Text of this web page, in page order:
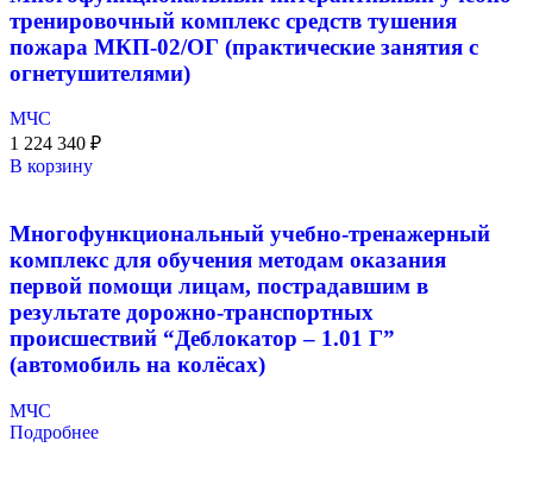
тренировочный комплекс средств тушения
пожара МКП-02/ОГ (практические занятия с
огнетушителями)
МЧС
1 224 340 ₽
В корзину
Многофункциональный учебно-тренажерный
комплекс для обучения методам оказания
первой помощи лицам, пострадавшим в
результате дорожно-транспортных
происшествий “Деблокатор – 1.01 Г”
(автомобиль на колёсах)
МЧС
Подробнее